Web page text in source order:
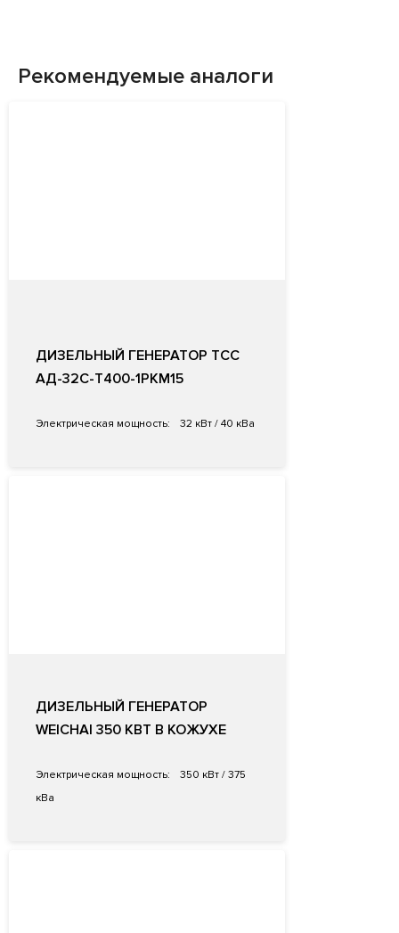
Рекомендуемые аналоги
ДИЗЕЛЬНЫЙ ГЕНЕРАТОР ТСС
АД-32C-Т400-1РКМ15
Электрическая мощность: 32 кВт / 40 кВа
ДИЗЕЛЬНЫЙ ГЕНЕРАТОР
WEICHAI 350 КВТ В КОЖУХЕ
Электрическая мощность:
350 кВт / 375
кВа